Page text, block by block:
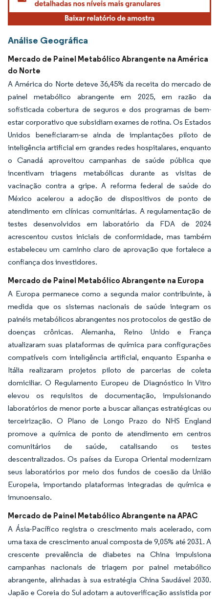
Análise Geográfica
Mercado de Painel Metabólico Abrangente na América
do Norte
A América do Norte deteve 36,45% da receita do mercado de
painel metabólico abrangente em 2025, em razão da
sofisticada cobertura de seguros e dos programas de bem-
estar corporativo que subsidiam exames de rotina. Os Estados
Unidos beneficiaram-se ainda de implantações piloto de
inteligência artificial em grandes redes hospitalares, enquanto
o Canadá aproveitou campanhas de saúde pública que
incentivam triagens metabólicas durante as visitas de
vacinação contra a gripe. A reforma federal de saúde do
México acelerou a adoção de dispositivos de ponto de
atendimento em clínicas comunitárias. A regulamentação de
testes desenvolvidos em laboratório da FDA de 2024
acrescentou custos iniciais de conformidade, mas também
estabeleceu um caminho claro de aprovação que fortalece a
confiança dos investidores.
Mercado de Painel Metabólico Abrangente na Europa
A Europa permanece como a segunda maior contribuinte, à
medida que os sistemas nacionais de saúde integram os
painéis metabólicos abrangentes nos protocolos de gestão de
doenças crônicas. Alemanha, Reino Unido e França
atualizaram suas plataformas de química para configurações
compatíveis com inteligência artificial, enquanto Espanha e
Itália realizaram projetos piloto de parcerias de coleta
domiciliar. O Regulamento Europeu de Diagnóstico In Vitro
elevou os requisitos de documentação, impulsionando
laboratórios de menor porte a buscar alianças estratégicas ou
terceirização. O Plano de Longo Prazo do NHS England
promove a química de ponto de atendimento em centros
comunitários de saúde, catalisando os testes
descentralizados. Os países da Europa Oriental modernizam
seus laboratórios por meio dos fundos de coesão da União
Europeia, importando plataformas integradas de química e
imunoensaio.
Mercado de Painel Metabólico Abrangente na APAC
A Ásia-Pacífico registra o crescimento mais acelerado, com
uma taxa de crescimento anual composta de 9,05% até 2031. A
crescente prevalência de diabetes na China impulsiona
campanhas nacionais de triagem por painel metabólico
abrangente, alinhadas à sua estratégia China Saudável 2030.
Japão e Coreia do Sul adotam a autoverificação assistida por